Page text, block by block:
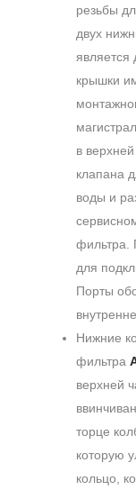
резьбы
двух
является
крышки
в
клапана
воды и
фильтра.
для
Порты
Нижние
фильтра
верхней
торце
которую
кольцо,